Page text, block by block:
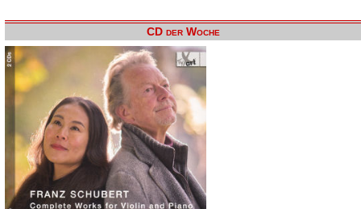
CD der Woche